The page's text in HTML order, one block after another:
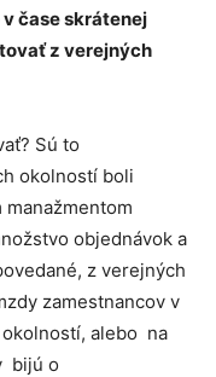
čase skrátenej
z verejných
Sú to
okolností boli
objednávok a
z verejných
zamestnancov v
alebo na
bijú o